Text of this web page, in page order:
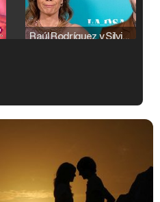
Raúl Rodríguez y Silvia Taulés nos cuentan su papel en 'La familia de la tele'
Carlota Corredera y Javier de Hoyos: "La tele tiene que representar al público también y aquí están todos los perfiles posibles&quo;